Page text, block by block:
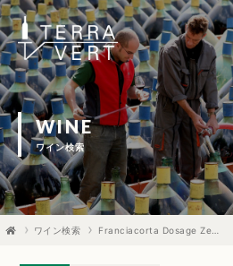
WINE
ワイン検索
ワイン検索